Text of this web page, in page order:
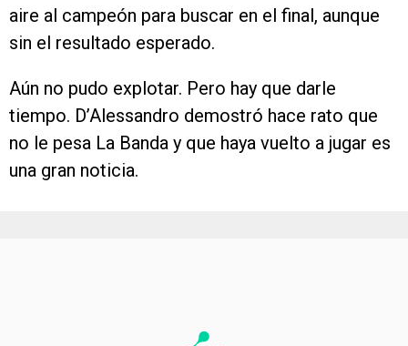
aire al campeón para buscar en el final, aunque
sin el resultado esperado.
Aún no pudo explotar. Pero hay que darle
tiempo. D’Alessandro demostró hace rato que
no le pesa La Banda y que haya vuelto a jugar es
una gran noticia.